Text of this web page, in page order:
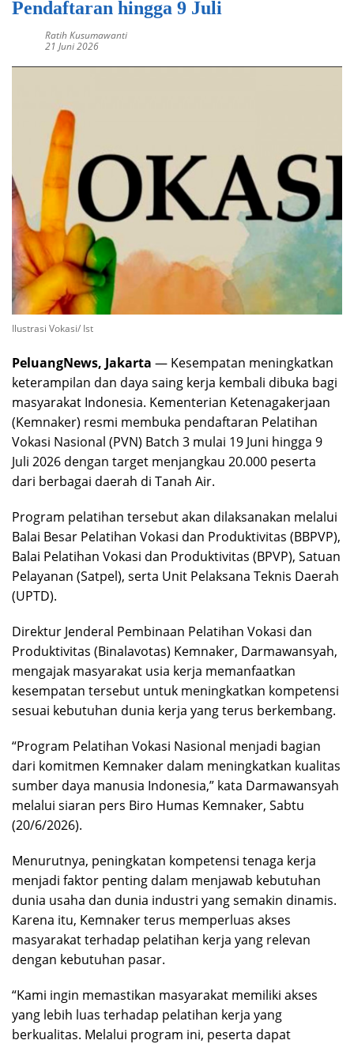
Pendaftaran hingga 9 Juli
Ratih Kusumawanti
21 Juni 2026
Ilustrasi Vokasi/ Ist
PeluangNews, Jakarta — Kesempatan meningkatkan
keterampilan dan daya saing kerja kembali dibuka bagi
masyarakat Indonesia. Kementerian Ketenagakerjaan
(Kemnaker) resmi membuka pendaftaran Pelatihan
Vokasi Nasional (PVN) Batch 3 mulai 19 Juni hingga 9
Juli 2026 dengan target menjangkau 20.000 peserta
dari berbagai daerah di Tanah Air.
Program pelatihan tersebut akan dilaksanakan melalui
Balai Besar Pelatihan Vokasi dan Produktivitas (BBPVP),
Balai Pelatihan Vokasi dan Produktivitas (BPVP), Satuan
Pelayanan (Satpel), serta Unit Pelaksana Teknis Daerah
(UPTD).
Direktur Jenderal Pembinaan Pelatihan Vokasi dan
Produktivitas (Binalavotas) Kemnaker, Darmawansyah,
mengajak masyarakat usia kerja memanfaatkan
kesempatan tersebut untuk meningkatkan kompetensi
sesuai kebutuhan dunia kerja yang terus berkembang.
“Program Pelatihan Vokasi Nasional menjadi bagian
dari komitmen Kemnaker dalam meningkatkan kualitas
sumber daya manusia Indonesia,” kata Darmawansyah
melalui siaran pers Biro Humas Kemnaker, Sabtu
(20/6/2026).
Menurutnya, peningkatan kompetensi tenaga kerja
menjadi faktor penting dalam menjawab kebutuhan
dunia usaha dan dunia industri yang semakin dinamis.
Karena itu, Kemnaker terus memperluas akses
masyarakat terhadap pelatihan kerja yang relevan
dengan kebutuhan pasar.
“Kami ingin memastikan masyarakat memiliki akses
yang lebih luas terhadap pelatihan kerja yang
berkualitas. Melalui program ini, peserta dapat